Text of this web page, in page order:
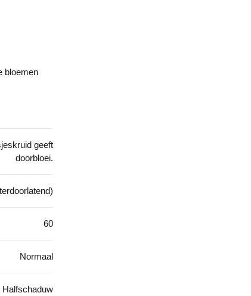
bloemen
geeft
doorbloei.
60
Normaal
Halfschaduw